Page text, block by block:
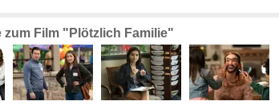
zum Film "Plötzlich Familie"